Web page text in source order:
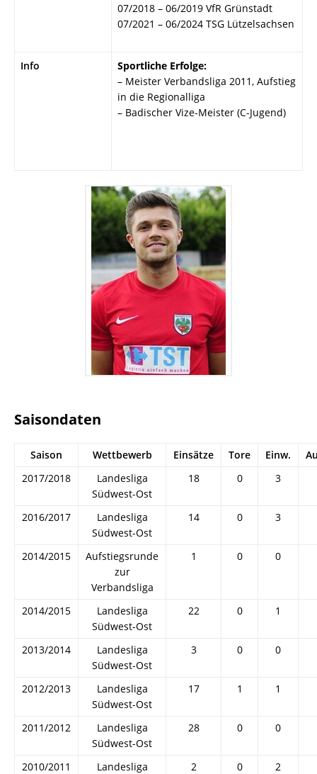
07/2018 – 06/2019 VfR Grünstadt
07/2021 – 06/2024 TSG Lützelsachsen
Info
Sportliche Erfolge:
– Meister Verbandsliga 2011, Aufstieg
in die Regionalliga
– Badischer Vize-Meister (C-Jugend)
Saisondaten
Saison Wettbewerb Einsätze Tore Einw.
2017/2018
Landesliga
Südwest-Ost
18 0 3
2016/2017
Landesliga
Südwest-Ost
14 0 3
2014/2015
Aufstiegsrunde
zur
Verbandsliga
1 0 0
2014/2015
Landesliga
Südwest-Ost
22 0 1
2013/2014
Landesliga
Südwest-Ost
3 0 0
2012/2013
Landesliga
Südwest-Ost
17 1 1
2011/2012
Landesliga
Südwest-Ost
28 0 0
2010/2011
Landesliga
2 0 2